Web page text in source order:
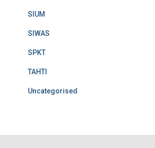
SIUM
SIWAS
SPKT
TAHTI
Uncategorised